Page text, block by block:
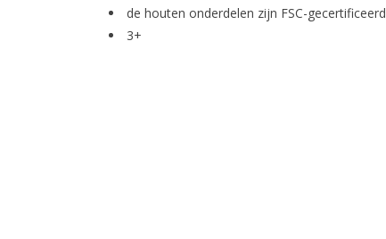
de houten onderdelen zijn FSC-gecertificeerd
3+